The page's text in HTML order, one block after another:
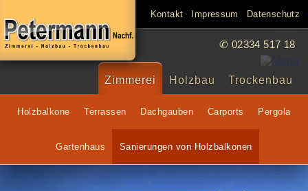
✆ 02334 517 18
Kontakt Impressum Datenschutz
Zimmerei Holzbau Trockenbau
Holzbalkone Terrassen Dachgauben Carports Pergola
Gartenhaus Sanierungen von Holzbalkonen